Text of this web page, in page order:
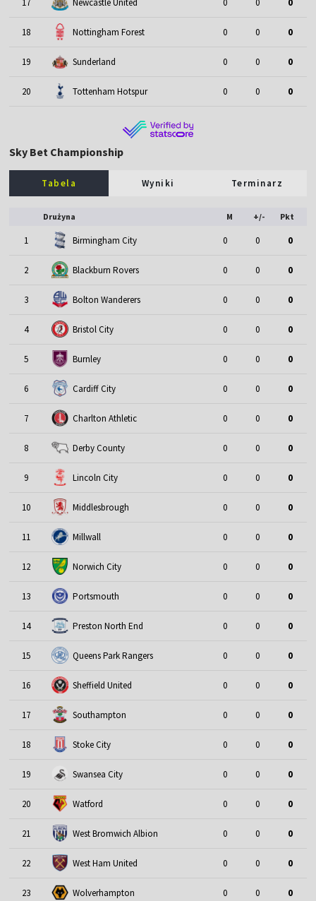
18 Nottingham Forest 0 0 0
19 Sunderland 0 0 0
20 Tottenham Hotspur 0 0 0
Sky Bet Championship
Tabela Wyniki Terminarz
Drużyna M +/- Pkt
1 Birmingham City 0 0 0
2 Blackburn Rovers 0 0 0
3 Bolton Wanderers 0 0 0
4 Bristol City 0 0 0
5 Burnley 0 0 0
6 Cardiff City 0 0 0
7 Charlton Athletic 0 0 0
8 Derby County 0 0 0
9 Lincoln City 0 0 0
10 Middlesbrough 0 0 0
11 Millwall 0 0 0
12 Norwich City 0 0 0
13 Portsmouth 0 0 0
14 Preston North End 0 0 0
15 Queens Park Rangers 0 0 0
16 Sheffield United 0 0 0
17 Southampton 0 0 0
18 Stoke City 0 0 0
19 Swansea City 0 0 0
20 Watford 0 0 0
21 West Bromwich Albion 0 0 0
22 West Ham United 0 0 0
23 Wolverhampton 0 0 0